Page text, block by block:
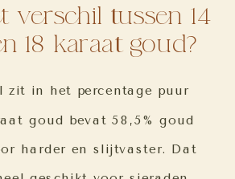
zit in het percentage puur
goud bevat 58,5% goud
harder en slijtvaster. Dat
verschil tussen 14
18 karaat goud?